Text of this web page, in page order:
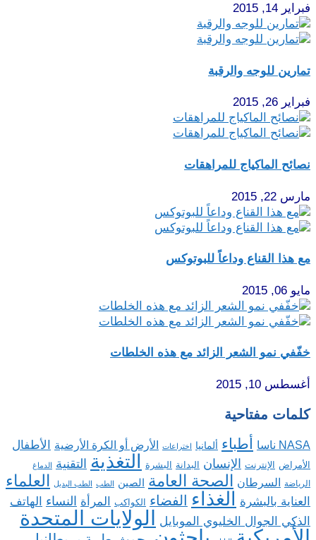
فبراير 14, 2015
تمارين للوجه والرقبة
فبراير 26, 2015
نصائح الماكياج للمراهقات
مارس 22, 2015
مع هذا القناع وداعاً للبوتوكس
مايو 06, 2015
خفّفي نمو الشعر الزائد مع هذه الخلطات
أغسطس 10, 2015
كلمات مفتاحية
NASA ناسا أطباء ألمانيا اختراعات الأرض أو الكرة الأرضية الأطفال
الأمراض الإنترنت الإنسان البدانة البشرة التغذية التقنية الدماغ
الرياضة السرطان الصحة العامة الصين الطب الطب البديل العلماء
العناية بالبشرة الغذاء الفضاء الكواكب المرأة النساء
الهاتف
الذكي الجوال الخليوي الموبايل
الولايات المتحدة